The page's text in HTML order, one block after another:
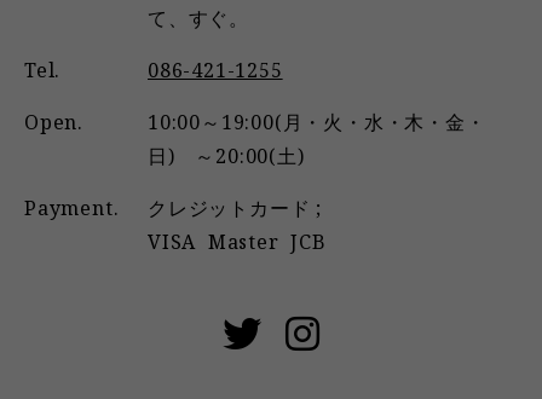
て、すぐ。
Tel.
086-421-1255
Open.
10:00～19:00(月・火・水・木・金・
日) ～20:00(土)
Payment.
クレジットカード ;
VISA Master JCB